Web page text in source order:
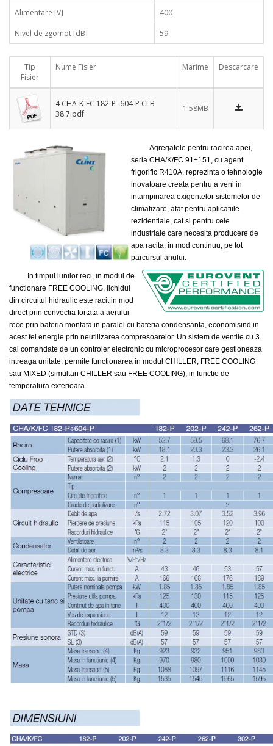
Alimentare [V]
400
Nivel de zgomot [dB]
59
Tip
Fisier
Nume Fisier Marime Descarcare
4 CHA-K-FC 182-P÷604-P CLB
38.7.pdf
1.58MB
Agregatele pentru racirea apei,
seria CHA/K/FC 91÷151, cu agent
frigorific R410A, reprezinta o tehnologie
inovatoare creata pentru a veni in
intampinarea exigentelor sistemelor de
climatizare, atat pentru aplicatiile
rezidentiale, cat si pentru cele
industriale care necesita producere de
apa racita, in mod continuu, pe tot
parcursul anului.
In timpul lunilor reci, in modul de
functionare FREE COOLING, lichidul
din circuitul hidraulic este racit in mod
direct prin convectia fortata a aerului
rece prin bateria montata in paralel cu bateria condensanta, economisind in
acest fel energie prin neutilizarea compresoarelor. Un sistem de ventile cu 3
cai comandate de un controler electronic cu microprocesor care gestioneaza
intreaga unitate, permite functionarea in modul CHILLER, FREE COOLING
sau MIXED (simultan CHILLER sau FREE COOLING), in functie de
temperatura exterioara.